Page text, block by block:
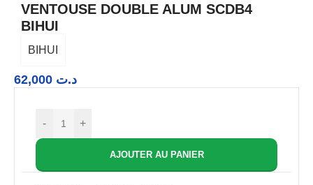
VENTOUSE DOUBLE ALUM SCDB4
BIHUI
BIHUI
د.ت
- +
AJOUTER AU PANIER